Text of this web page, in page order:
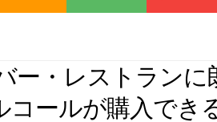
ー・レストランに
コールが購入でき